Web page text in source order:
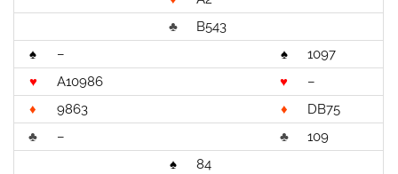
♣
B543
♠
– ♠
1097
♥
A10986 ♥
–
♦
9863 ♦
DB75
♣
– ♣
109
♠
84